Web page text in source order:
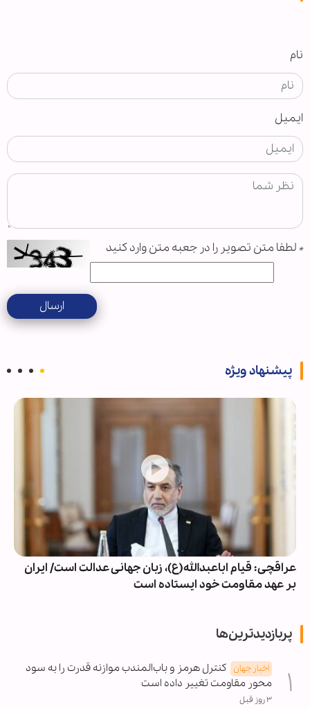
نام
ایمیل
* لطفا متن تصویر را در جعبه متن وارد کنید
ارسال
پیشنهاد ویژه
عراقچی: قیام اباعبدالله(ع)، زبان جهانی عدالت است/ ایران
بر عهد مقاومت خود ایستاده است
پربازدیدترین‌ها
اخبار جهان کنترل هرمز و باب‌المندب موازنه قدرت را به سود
محور مقاومت تغییر داده است
۳ روز قبل